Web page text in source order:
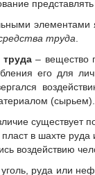
элементами
труда
– вещество
его для
(сырьем).
существует
пласт в шахте
воздействию
руда или